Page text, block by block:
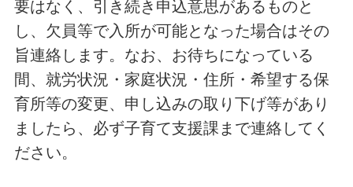
要はなく、引き続き申込意思があるものと
し、欠員等で入所が可能となった場合はその
旨連絡します。なお、お待ちになっている
間、就労状況・家庭状況・住所・希望する保
育所等の変更、申し込みの取り下げ等があり
ましたら、必ず子育て支援課まで連絡してく
ださい。